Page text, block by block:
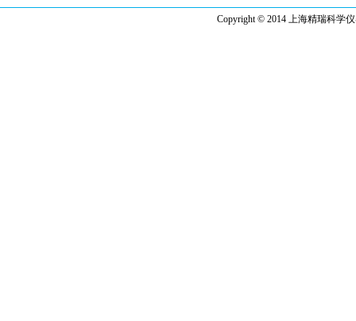
Copyright © 2014 上海精瑞科学